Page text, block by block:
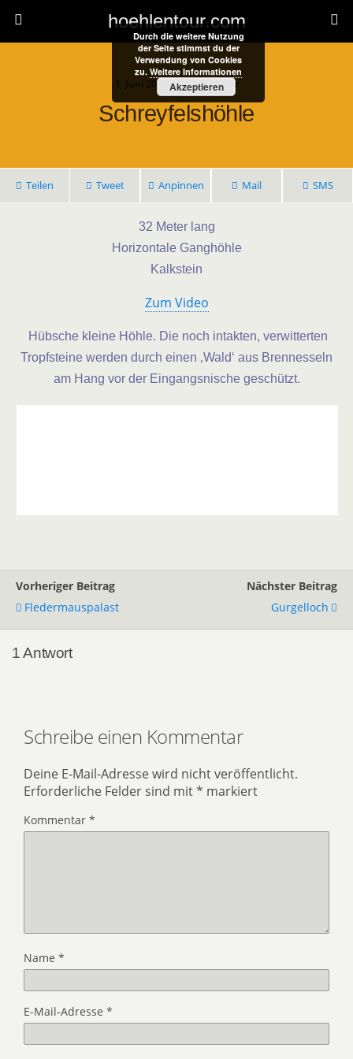
hoehlentour.com
1. Juni 2023 • 1 Kommentar
Schreyfelshöhle
Teilen Tweet Anpinnen Mail SMS
32 Meter lang
Horizontale Ganghöhle
Kalkstein
Zum Video
Hübsche kleine Höhle. Die noch intakten, verwitterten
Tropfsteine werden durch einen ‚Wald‘ aus Brennesseln
am Hang vor der Eingangsnische geschützt.
Vorheriger Beitrag
Fledermauspalast
Nächster Beitrag
Gurgelloch
1 Antwort
Schreibe einen Kommentar
Deine E-Mail-Adresse wird nicht veröffentlicht.
Erforderliche Felder sind mit* markiert
Kommentar *
Name *
E-Mail-Adresse *
Durch die weitere Nutzung
der Seite stimmst du der
Verwendung von Cookies
zu. Weitere Informationen
Akzeptieren